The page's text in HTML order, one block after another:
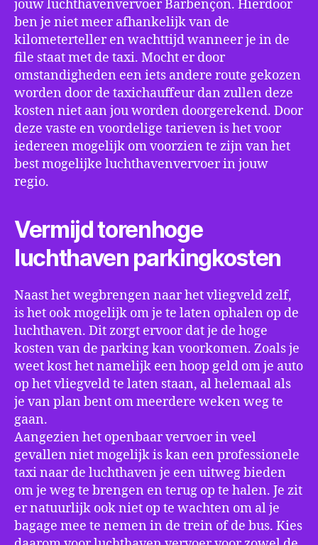
jouw luchthavenvervoer Barbençon. Hierdoor
ben je niet meer afhankelijk van de
kilometerteller en wachttijd wanneer je in de
file staat met de taxi. Mocht er door
omstandigheden een iets andere route gekozen
worden door de taxichauffeur dan zullen deze
kosten niet aan jou worden doorgerekend. Door
deze vaste en voordelige tarieven is het voor
iedereen mogelijk om voorzien te zijn van het
best mogelijke luchthavenvervoer in jouw
regio.
Vermijd torenhoge
luchthaven parkingkosten
Naast het wegbrengen naar het vliegveld zelf,
is het ook mogelijk om je te laten ophalen op de
luchthaven. Dit zorgt ervoor dat je de hoge
kosten van de parking kan voorkomen. Zoals je
weet kost het namelijk een hoop geld om je auto
op het vliegveld te laten staan, al helemaal als
je van plan bent om meerdere weken weg te
gaan.
Aangezien het openbaar vervoer in veel
gevallen niet mogelijk is kan een professionele
taxi naar de luchthaven je een uitweg bieden
om je weg te brengen en terug op te halen. Je zit
er natuurlijk ook niet op te wachten om al je
bagage mee te nemen in de trein of de bus. Kies